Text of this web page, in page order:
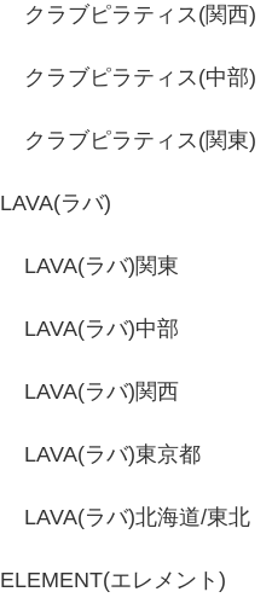
クラブピラティス(関西)
クラブピラティス(中部)
クラブピラティス(関東)
LAVA(ラバ)
LAVA(ラバ)関東
LAVA(ラバ)中部
LAVA(ラバ)関西
LAVA(ラバ)東京都
LAVA(ラバ)北海道/東北
ELEMENT(エレメント)